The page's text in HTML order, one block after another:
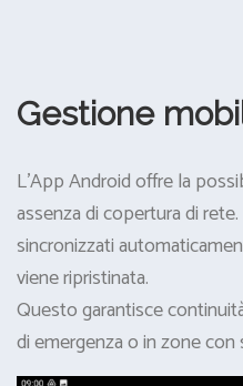
Gestione
L’App Android offre la
assenza di copertura di
sincronizzati
viene ripristinata.
Questo garantisce
di emergenza o in zone